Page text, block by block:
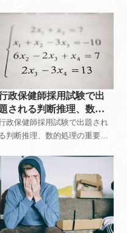
政保健師採用試験で出
される判断推理、数的
理を捨ててもいいか？
政保健師採用試験で出題され
判断推理、数的処理の重要性